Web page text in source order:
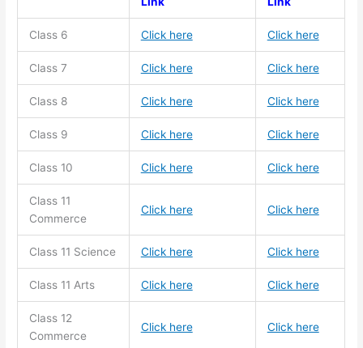
Class 6 Click here Click here
Class 7 Click here Click here
Class 8 Click here Click here
Class 9 Click here Click here
Class 10 Click here Click here
Class 11
Commerce
Click here Click here
Class 11 Science Click here Click here
Class 11 Arts Click here Click here
Class 12
Commerce
Click here Click here